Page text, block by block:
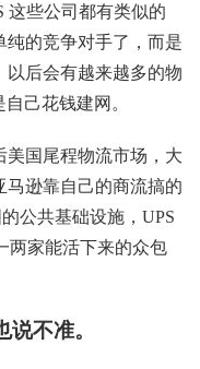
这些公司都有类似的
的竞争对手了，而是
后会有越来越多的物
己花钱建网。
国尾程物流市场，大
马逊靠自己的商流搞的
公共基础设施，UPS
两家能活下来的众包
不准。